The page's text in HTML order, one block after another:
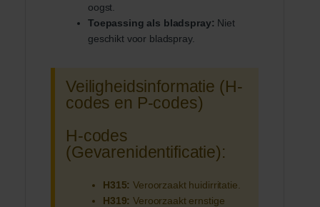
oogst.
Toepassing als bladspray: Niet
geschikt voor bladspray.
Veiligheidsinformatie (H-
codes en P-codes)
H-codes
(Gevarenidentificatie):
H315: Veroorzaakt huidirritatie.
H319: Veroorzaakt ernstige